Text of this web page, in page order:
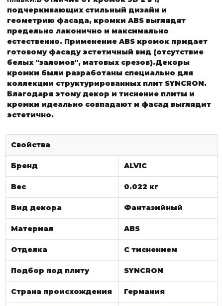
подчеркивающих стильный дизайн и
геометрию фасада, кромки ABS выглядят
предельно лаконично и максимально
естественно. Применение ABS кромок придает
готовому фасаду эстетичный вид (отсутствие
белых "заломов", матовых срезов).Декоры
кромки были разработаны специально для
коллекции структурированных плит SYNCRON.
Благодаря этому декор и тиснение плиты и
кромки идеально совпадают и фасад выглядит
эстетично.
Свойства
Бренд ALVIC
Вес 0.022 кг
Вид декора Фантазийный
Материал ABS
Отделка С тиснением
Подбор под плиту SYNCRON
Страна происхождения Германия